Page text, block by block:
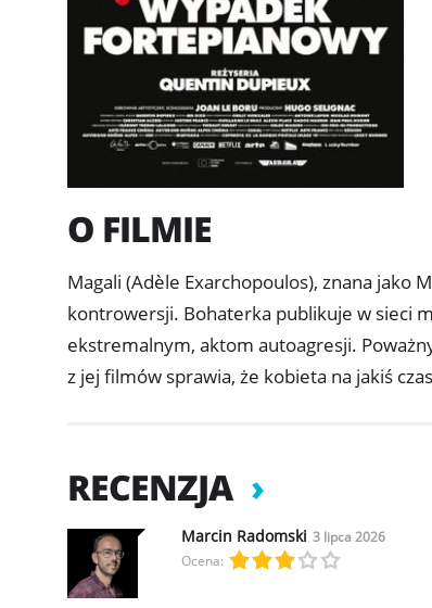
O FILMIE
Magali (Adèle Exarchopoulos), znana jako
kontrowersji. Bohaterka publikuje w sieci
ekstremalnym, aktom autoagresji.
z jej filmów sprawia, że kobieta na jakiś
świata i nieco odpocząć po całym tym
Simone Herzog (Sandrine Kiberlain), która
wywiadu.
RECENZJA
Marcin Radomski 3 lipca 2026
Ocena: